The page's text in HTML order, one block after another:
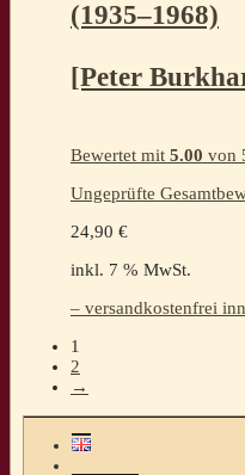
(1935–1968)
[Peter
Bewertet mit 5.00 von
Ungeprüfte
24,90 €
inkl. 7 % MwSt.
– versandkostenfrei
1
2
→